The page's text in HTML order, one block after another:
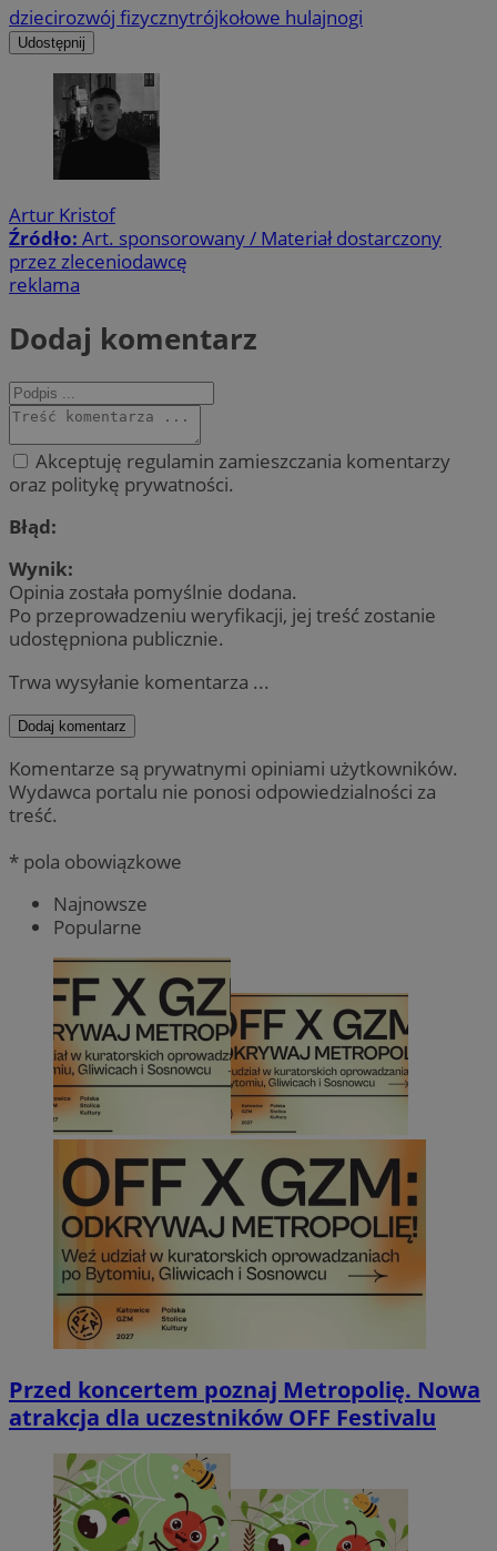
dziecirozwój fizycznytrójkołowe hulajnogi
Udostępnij
Artur Kristof
Źródło: Art. sponsorowany / Materiał dostarczony
przez zleceniodawcę
reklama
Dodaj komentarz
Akceptuję regulamin zamieszczania komentarzy
oraz politykę prywatności.
Błąd:
Wynik:
Opinia została pomyślnie dodana.
Po przeprowadzeniu weryfikacji, jej treść zostanie
udostępniona publicznie.
Trwa wysyłanie komentarza ...
Dodaj komentarz
Komentarze są prywatnymi opiniami użytkowników.
Wydawca portalu nie ponosi odpowiedzialności za
treść.
* pola obowiązkowe
Najnowsze
Popularne
Przed koncertem poznaj Metropolię. Nowa
atrakcja dla uczestników OFF Festivalu